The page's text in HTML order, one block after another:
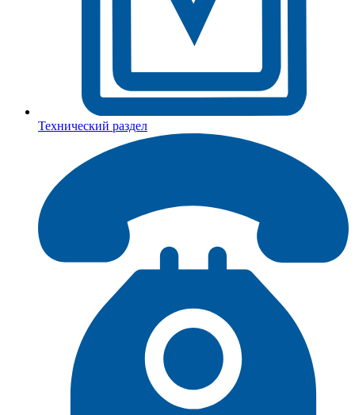
Технический раздел